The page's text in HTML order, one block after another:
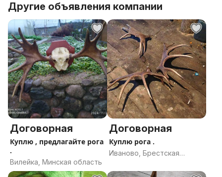
Другие объявления компании
Договорная
Куплю , предлагайте рога
.
Вилейка, Минская область
Договорная
Куплю рога .
Иваново, Брестская